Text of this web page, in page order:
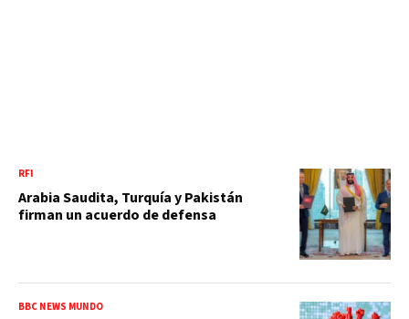
RFI
Arabia Saudita, Turquía y Pakistán
firman un acuerdo de defensa
BBC NEWS MUNDO